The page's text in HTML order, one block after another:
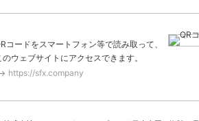
コードをスマートフォン等で読み取って、
のウェブサイトにアクセスできます。
https://sfx.company